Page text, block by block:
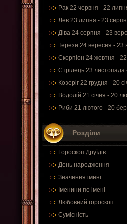
Рак 22 червня - 22
Лев 23 липня - 23
Діва 24 серпня - 23
Терези 24 вересня - 23
Скорпіон 24 жовтня -
Стрілець 23 листопада
Козеріг 22 грудня - 20
Водолій 21 січня - 20
Риби 21 лютого - 20
Розділи
Гороскоп Друїдів
День народження
Значення імені
Іменини по імені
Любовний гороскоп
Сумісність